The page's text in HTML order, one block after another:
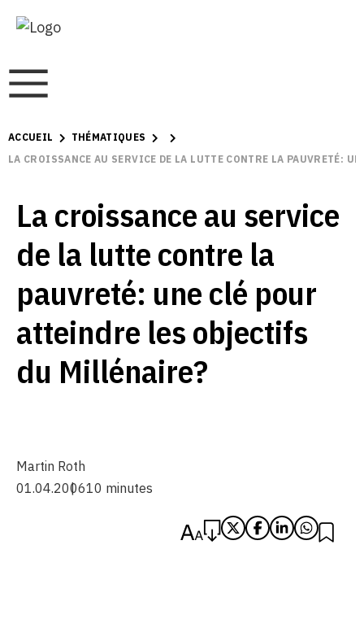
ACCUEIL
THÉMATIQUES
LA CROISSANCE AU SERVICE DE LA LUTTE CONTRE LA PAUVRETÉ:
La croissance au service
de la lutte contre la
pauvreté: une clé pour
atteindre les objectifs
du Millénaire?
Martin Roth
01.04.200610 minutes